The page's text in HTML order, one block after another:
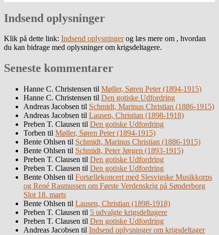
Indsend oplysninger
Klik på dette link: Indsend oplysningerog læs mere om , hvordan
du kan bidrage med oplysninger om krigsdeltagere.
Seneste kommentarer
Hanne C. Christensen til Møller, Søren Peter (1894-1915)
Hanne C. Christensen til Den gotiske Udfordring
Andreas Jacobsen til Schmidt, Marinus Christian (1886-1915)
Andreas Jacobsen til Lausen, Christian (1898-1918)
Preben T. Clausen til Den gotiske Udfordring
Torben til Møller, Søren Peter (1894-1915)
Bente Ohlsen til Schmidt, Marinus Christian (1886-1915)
Bente Ohlsen til Schmidt, Peter Jørgen (1893-1915)
Preben T. Clausen til Den gotiske Udfordring
Preben T. Clausen til Den gotiske Udfordring
Bente Ohlsen til Fortællekoncert med Slesvigske Musikkorps
og René Rasmussen om Første Verdenskrig på Sønderborg
Slot 18. marts
Bente Ohlsen til Lausen, Christian (1898-1918)
Preben T. Clausen til 5 udvalgte krigsdeltagere
Preben T. Clausen til Den gotiske Udfordring
Andreas Jacobsen til Indsend oplysninger om krigsdeltager